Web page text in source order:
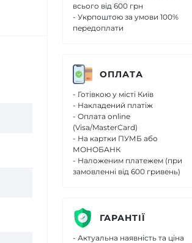
всього від 600 грн
- Укрпоштою за умови 100%
передоплати
ОПЛАТА
- Готівкою у місті Київ
- Накладений платіж
- Оплата online
(Visa/MasterCard)
- На картки ПУМБ або
МОНОБАНК
- Наложеним платежем (при
замовленні від 600 гривень)
ГАРАНТІЇ
- Актуальна наявність та ціна